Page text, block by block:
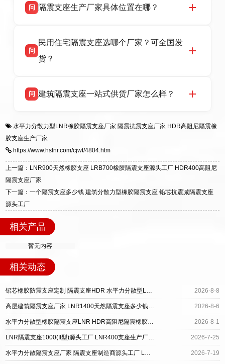
话：13323182312。
品资质齐全，每批次产品均配有正规第三方检测
货，厂家电话：13323182312，地址迎宾大街 9
号北方工业基地。
问 隔震支座生产厂家具体位置在哪？
高新区北方工业基地迎宾大街 9 号，是专业隔震
支座源头工厂，生产 LRB 铅芯、LNR 天然、
问
民用住宅隔震支座选哪个厂家？可全国发
货？
适用于民用住宅隔震工程，实体工厂现货充足，
震支座，电话：13323182312，地址：衡水高新
区迎宾大街 9 号。
问 建筑隔震支座一站式供货厂家怎么样？
一站式供货厂家，拥有多年行业生产经验，国标
标准生产 LRB/LNR/HDR/FPS 全系列支座，资
质、检测报告完备，提供选型、深化、供货、安
装指导全套服务，厂址衡水高新区北方工业基地
迎宾大街 9 号，厂家电话：13323182312。
水平力分散力型LNR橡胶隔震支座厂家 隔震抗震支座厂家 HDR高阻尼隔震橡
胶支座生产厂家
https://www.hslnr.com/cjwt/4804.htm
上一篇：LNR900天然橡胶支座 LRB700橡胶隔震支座源头工厂 HDR400高阻尼
隔震支座厂家
下一篇：一个隔震支座多少钱 建筑分散力型橡胶隔震支座 铅芯抗震减隔震支座
源头工厂
相关产品
暂无内容
相关动态
铅芯橡胶防震支座定制 隔震支座HDR 水平力分散型LNR隔震支座厂家电话 2026-8-8
高层建筑隔震支座厂家 LNR1400天然隔震支座多少钱 水平力分散型橡胶支座多少钱 2026-8-6
水平力分散型橡胶隔震支座LNR HDR高阻尼隔震橡胶支座多少钱 LRB1100铅芯隔震支座多少钱 2026-8-1
LNR隔震支座1000(II型)源头工厂 LNR400支座生产厂家 水平力分散支座源头工厂 2026-7-25
水平力分散隔震支座厂家 隔震支座制造商源头工厂 LRB橡胶隔震支座1400 2026-7-19